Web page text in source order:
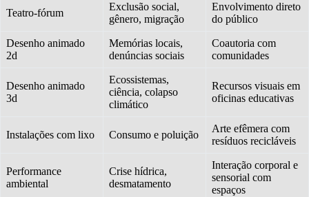
Teatro-fórum
Exclusão social,
gênero, migração
Envolvimento direto
do público
Desenho animado
2d
Memórias locais,
denúncias sociais
Coautoria com
comunidades
Desenho animado
3d
Ecossistemas,
ciência, colapso
climático
Recursos visuais em
oficinas educativas
Instalações com lixo Consumo e poluição
Arte efêmera com
resíduos recicláveis
Performance
ambiental
Crise hídrica,
desmatamento
Interação corporal e
sensorial com
espaços